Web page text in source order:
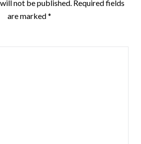
not be published. Required fields
are marked*